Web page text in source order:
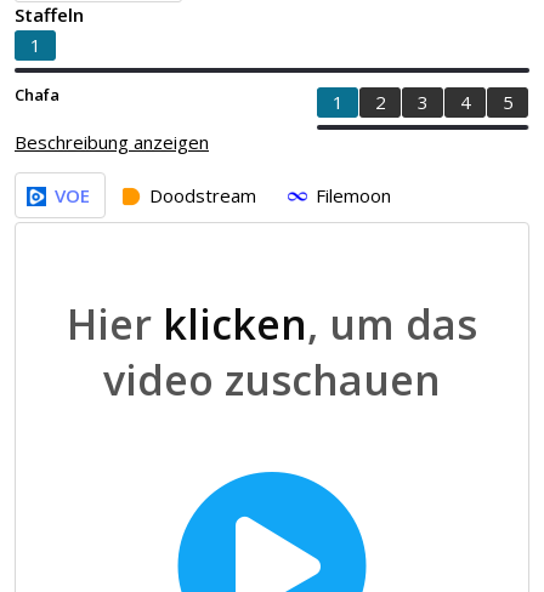
Staffeln
1
Chafa 1 2 3 4
5
Beschreibung anzeigen
VOE Doodstream Filemoon
Hier klicken, um das
video zuschauen